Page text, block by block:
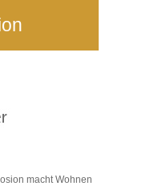
macht Wohnen